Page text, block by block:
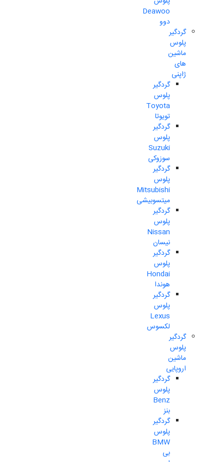
Deawoo
دوو
گردگیر
پلوس
ماشین
های
ژاپنی
گردگیر
پلوس
Toyota
تویوتا
گردگیر
پلوس
Suzuki
سوزوکی
گردگیر
پلوس
Mitsubishi
میتسوبیشی
گردگیر
پلوس
Nissan
نیسان
گردگیر
پلوس
Hondai
هوندا
گردگیر
پلوس
Lexus
لکسوس
گردگیر
پلوس
ماشین
اروپایی
گردگیر
پلوس
Benz
بنز
گردگیر
پلوس
BMW
بی